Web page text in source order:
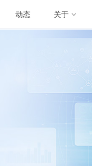
动态 关于